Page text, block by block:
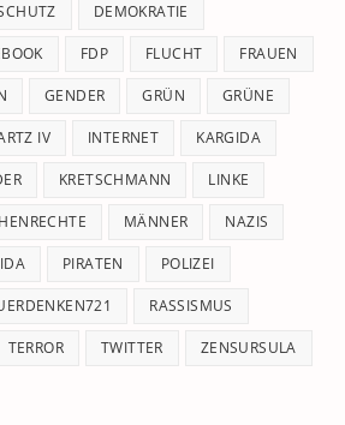
DEMOKRATIE
FDP FLUCHT FRAUEN
GENDER GRÜN GRÜNE
IV INTERNET KARGIDA
KRETSCHMANN LINKE
MÄNNER NAZIS
PIRATEN POLIZEI
RASSISMUS
TERROR TWITTER ZENSURSULA